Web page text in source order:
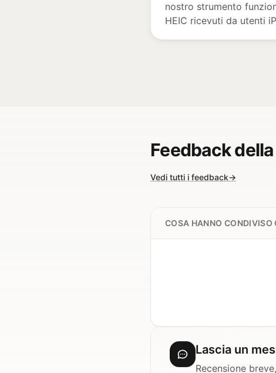
nostro strumento
HEIC ricevuti da utenti
Feedback
Vedi tutti i feedback→
COSA HANNO CONDIVISO
Lascia un
Recensione